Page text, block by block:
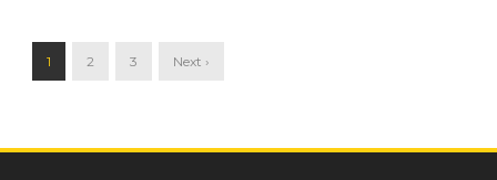
1 2 3 Next ›